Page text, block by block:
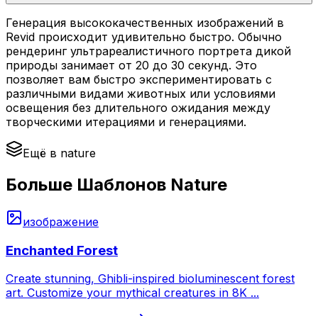
Генерация высококачественных изображений в
Revid происходит удивительно быстро. Обычно
рендеринг ультрареалистичного портрета дикой
природы занимает от 20 до 30 секунд. Это
позволяет вам быстро экспериментировать с
различными видами животных или условиями
освещения без длительного ожидания между
творческими итерациями и генерациями.
Ещё в nature
Больше Шаблонов Nature
изображение
Enchanted Forest
Create stunning, Ghibli-inspired bioluminescent forest
art. Customize your mythical creatures in 8K ...